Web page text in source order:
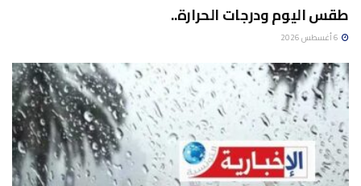
طقس اليوم ودرجات الحرارة..